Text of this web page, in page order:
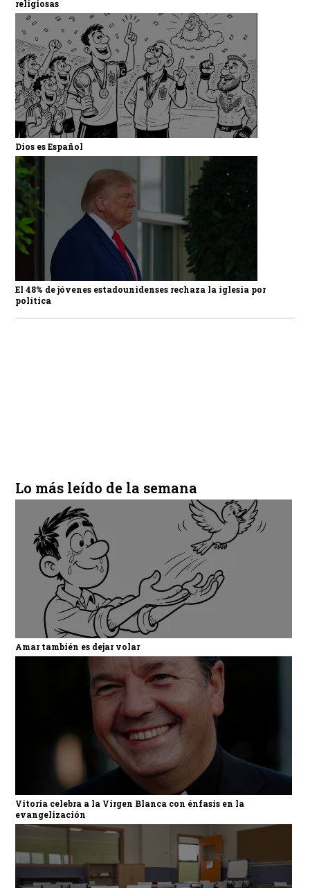
religiosas
Dios es Español
El 48% de jóvenes estadounidenses rechaza la iglesia por
política
Lo más leído de la semana
Amar también es dejar volar
Vitoria celebra a la Virgen Blanca con énfasis en la
evangelización